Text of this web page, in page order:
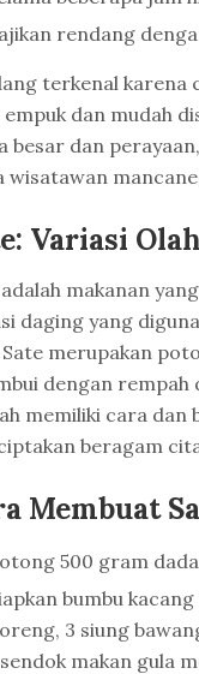
rendang
terkenal karena
empuk dan mudah
besar dan
wisatawan
Variasi
makanan
daging yang
merupakan
dengan rempah
memiliki cara dan
beragam
Membuat
500 gram
bumbu
3 siung
sendok makan gula